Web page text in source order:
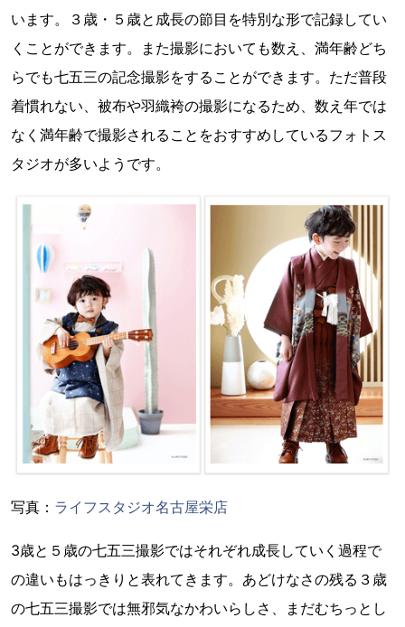
います。３歳・５歳と成長の節目を特別な形で記録してい
くことができます。また撮影においても数え、満年齢どち
らでも七五三の記念撮影をすることができます。ただ普段
着慣れない、被布や羽織袴の撮影になるため、数え年では
なく満年齢で撮影されることをおすすめしているフォトス
タジオが多いようです。
写真： ライフスタジオ名古屋栄店
3歳と５歳の七五三撮影ではそれぞれ成長していく過程で
の違いもはっきりと表れてきます。あどけなさの残る３歳
の七五三撮影では無邪気なかわいらしさ、まだむちっとし